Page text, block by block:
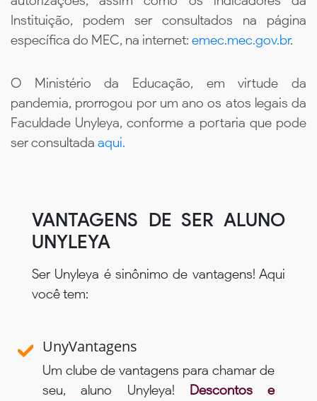
Instituição, podem ser consultados na página
específica do MEC, na internet: emec.mec.gov.br.
O Ministério da Educação, em virtude da
pandemia, prorrogou por um ano os atos legais da
Faculdade Unyleya, conforme a portaria que pode
ser consultada aqui.
VANTAGENS DE SER ALUNO
UNYLEYA
Ser Unyleya é sinônimo de vantagens! Aqui
você tem:
UnyVantagens
Um clube de vantagens para chamar de
seu, aluno Unyleya! Descontos e